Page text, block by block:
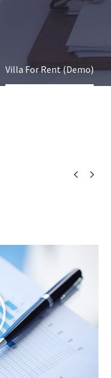
Villa For Rent (Demo)
 